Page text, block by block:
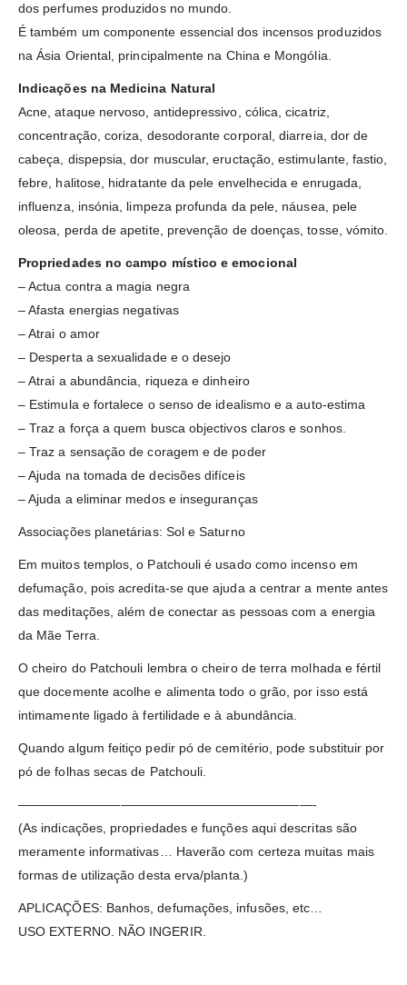
dos perfumes produzidos no mundo.
É também um componente essencial dos incensos produzidos
na Ásia Oriental, principalmente na China e Mongólia.
Indicações na Medicina Natural
Acne, ataque nervoso, antidepressivo, cólica, cicatriz,
concentração, coriza, desodorante corporal, diarreia, dor de
cabeça, dispepsia, dor muscular, eructação, estimulante, fastio,
febre, halitose, hidratante da pele envelhecida e enrugada,
influenza, insónia, limpeza profunda da pele, náusea, pele
oleosa, perda de apetite, prevenção de doenças, tosse, vómito.
Propriedades no campo místico e emocional
– Actua contra a magia negra
– Afasta energias negativas
– Atrai o amor
– Desperta a sexualidade e o desejo
– Atrai a abundância, riqueza e dinheiro
– Estimula e fortalece o senso de idealismo e a auto-estima
– Traz a força a quem busca objectivos claros e sonhos.
– Traz a sensação de coragem e de poder
– Ajuda na tomada de decisões difíceis
– Ajuda a eliminar medos e inseguranças
Associações planetárias: Sol e Saturno
Em muitos templos, o Patchouli é usado como incenso em
defumação, pois acredita-se que ajuda a centrar a mente antes
das meditações, além de conectar as pessoas com a energia
da Mãe Terra.
O cheiro do Patchouli lembra o cheiro de terra molhada e fértil
que docemente acolhe e alimenta todo o grão, por isso está
intimamente ligado à fertilidade e à abundância.
Quando algum feitiço pedir pó de cemitério, pode substituir por
pó de folhas secas de Patchouli.
———————————————————————-
(As indicações, propriedades e funções aqui descritas são
meramente informativas… Haverão com certeza muitas mais
formas de utilização desta erva/planta.)
APLICAÇÕES: Banhos, defumações, infusões, etc…
USO EXTERNO. NÃO INGERIR.